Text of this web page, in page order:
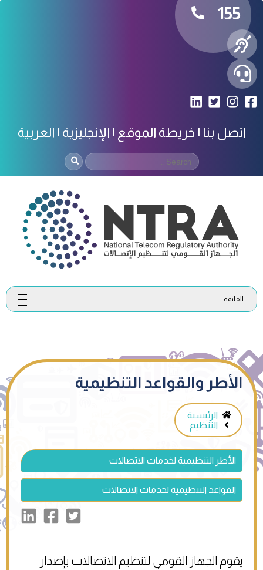
155
اتصل بنا خريطة الموقع الإنجليزية العربية
القائمه
الأطر والقواعد التنظيمية
الرئيسية
التنظيم
يقوم الجهاز القومي لتنظيم الاتصالات بإصدار
الأطر التنظيمية لخدمات الاتصالات
القواعد التنظيمية لخدمات الاتصالات